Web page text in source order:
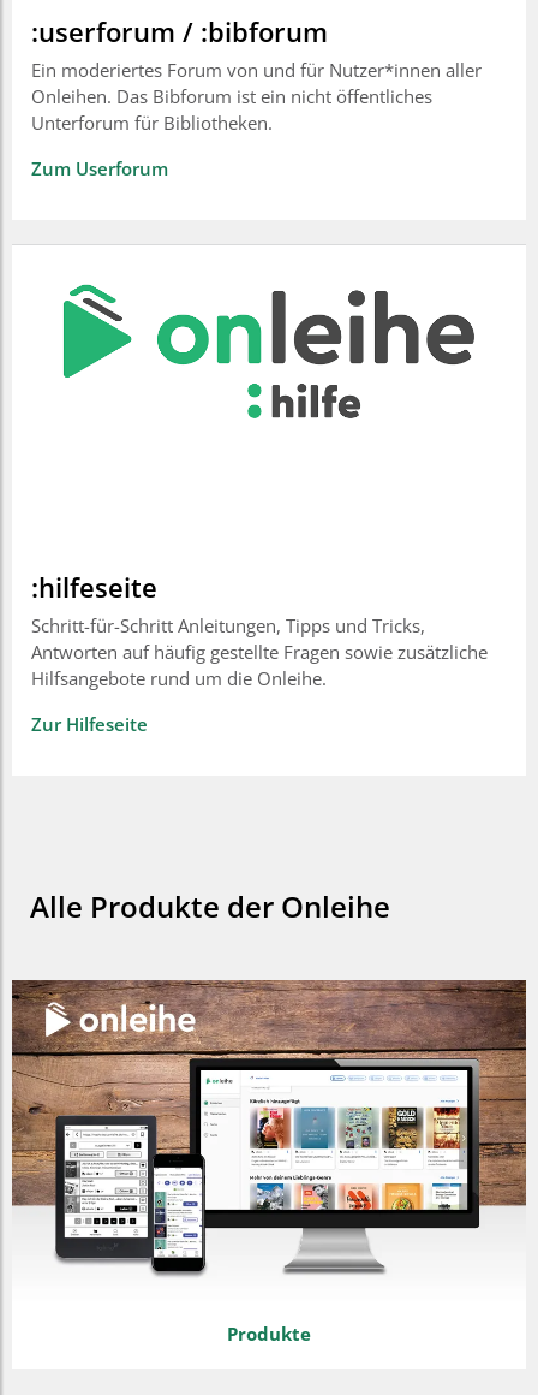
:userforum / :bibforum
Ein moderiertes Forum von und für Nutzer*innen aller
Onleihen. Das Bibforum ist ein nicht öffentliches
Unterforum für Bibliotheken.
Zum Userforum
:hilfeseite
Schritt-für-Schritt Anleitungen, Tipps und Tricks,
Antworten auf häufig gestellte Fragen sowie zusätzliche
Hilfsangebote rund um die Onleihe.
Zur Hilfeseite
Alle Produkte der Onleihe
Produkte